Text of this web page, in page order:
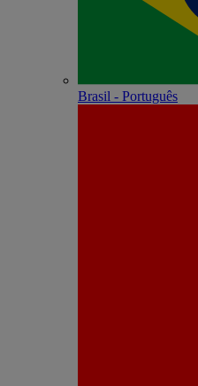
Brasil - Português